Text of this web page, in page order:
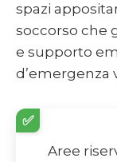
spazi
soccorso che
e supporto
d’emergenza
✅
Aree